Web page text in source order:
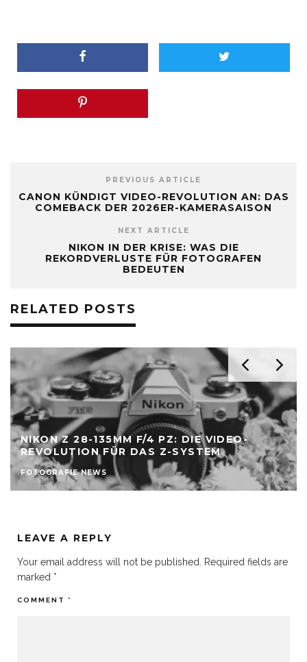
PREVIOUS ARTICLE
CANON KÜNDIGT VIDEO-REVOLUTION AN: DAS
COMEBACK DER 2026ER-KAMERASAISON
NEXT ARTICLE
NIKON IN DER KRISE: WAS DIE
REKORDVERLUSTE FÜR FOTOGRAFEN
BEDEUTEN
RELATED POSTS
NIKON Z 28-135MM F/4 PZ: DIE VIDEO-
REVOLUTION FÜR DAS Z-SYSTEM
FOTOGRAFIE NEWS
LEAVE A REPLY
Your email address will not be published.
Required fields are
marked *
COMMENT *